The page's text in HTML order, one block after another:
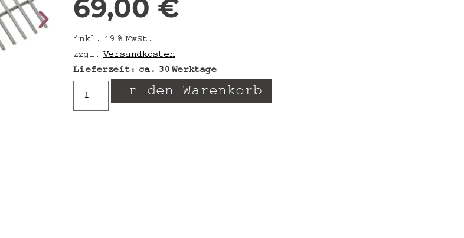
69,00 €
inkl. 19 % MwSt.
zzgl. Versandkosten
Lieferzeit: ca. 30 Werktage
In den Warenkorb